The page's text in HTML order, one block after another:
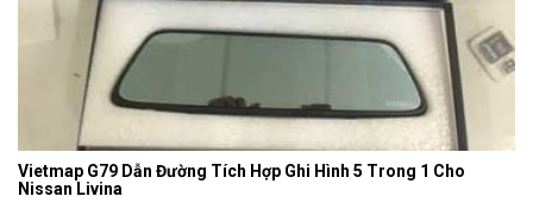
Vietmap G79 Dẫn Đường Tích Hợp Ghi Hình 5 Trong 1 Cho
Nissan Livina